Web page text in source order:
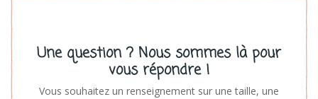
Une question ? Nous sommes là pour
vous répondre !
Vous souhaitez un renseignement sur une taille, une